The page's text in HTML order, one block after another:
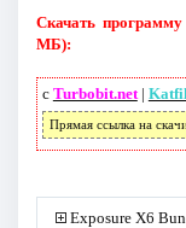
Скачать
МБ):
с Turbobit.net|
Прямая ссылка на
Exposure X6